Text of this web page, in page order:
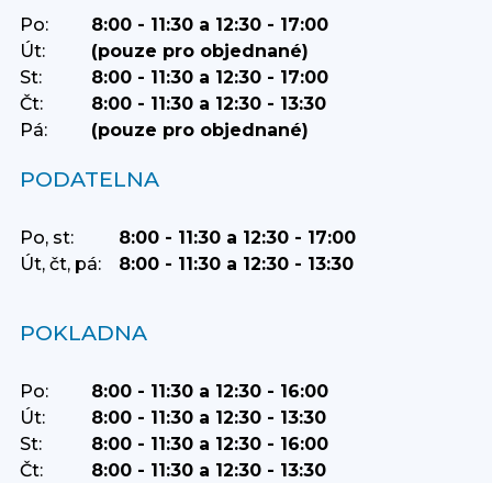
Po:
8:00 - 11:30 a 12:30 - 17:00
Út:
(pouze pro objednané)
St:
8:00 - 11:30 a 12:30 - 17:00
Čt:
8:00 - 11:30 a 12:30 - 13:30
Pá:
(pouze pro objednané)
PODATELNA
Po, st:
8:00 - 11:30 a 12:30 - 17:00
Út, čt, pá:
8:00 - 11:30 a 12:30 - 13:30
POKLADNA
Po:
8:00 - 11:30 a 12:30 - 16:00
Út:
8:00 - 11:30 a 12:30 - 13:30
St:
8:00 - 11:30 a 12:30 - 16:00
Čt:
8:00 - 11:30 a 12:30 - 13:30